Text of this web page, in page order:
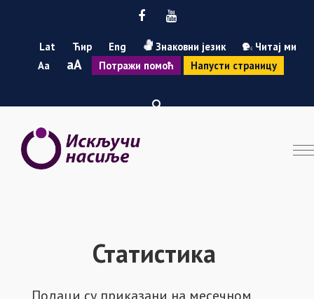
FacebookYoutube
Lat Ћир Eng Знаковни језик
Читај ми
ASmanjiAPovećaj
Потражи помоћ Напусти страницу